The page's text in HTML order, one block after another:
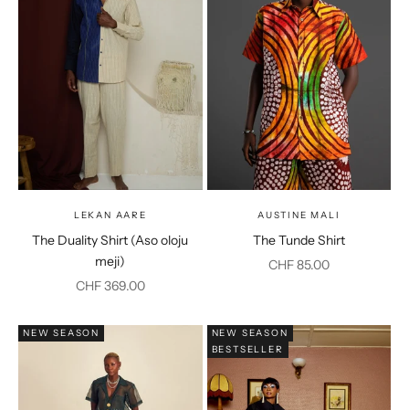
LEKAN AARE
The Duality Shirt (Aso oloju
meji)
Prix de vente
CHF 369.00
AUSTINE MALI
The Tunde Shirt
Prix de vente
CHF 85.00
NEW SEASON
NEW SEASON
BESTSELLER